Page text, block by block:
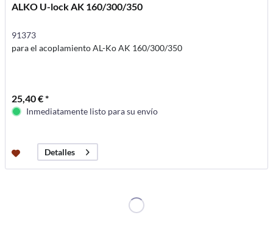
ALKO U-lock AK 160/300/350
91373
para el acoplamiento AL-Ko AK 160/300/350
25,40 € *
Inmediatamente listo para su envío
Detalles